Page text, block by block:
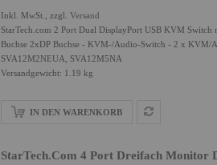
Inkl. MwSt., zzgl. Versand
StarTech.com 2 Port Dual DisplayPort USB KVM
Buchse 2xDP Buchse - KVM-/Audio-Switch - 2 x KVM/
SVA12M2NEUA, SVA12M5NA
Versandgewicht: 1.19 kg
IN DEN WARENKORB
StarTech.com 4 Port Dreifach Monitor